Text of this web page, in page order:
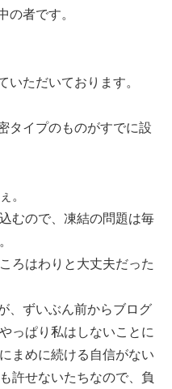
の者です。
いただいております。
タイプのものがすでに設
。
むので、凍結の問題は毎
ろはわりと大丈夫だった
、ずいぶん前からブログ
っぱり私はしないことに
まめに続ける自信がない
許せないたちなので、負